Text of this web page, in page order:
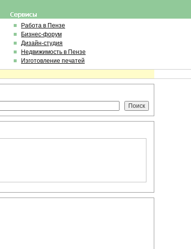
Работа в Пензе
Бизнес-форум
Дизайн-студия
Недвижимость в Пензе
Изготовление печатей